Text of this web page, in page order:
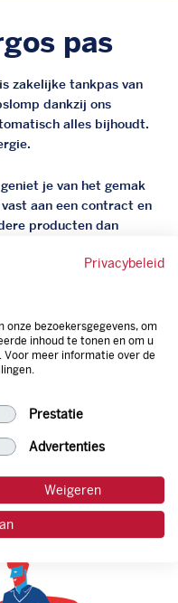
pas
zakelijke tankpas van
dankzij ons
alles bijhoudt.
je van het gemak
aan een contract en
producten dan
gegarandeerde
zijn dan betaal je
ben je altijd verzekerd
Privacybeleid
onze bezoekersgegevens, om
inhoud te tonen en om u
Voor meer informatie over de
Prestatie
Advertenties
Weigeren